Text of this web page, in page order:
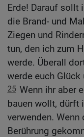
Erde! Darauf sollt
die Brand- und
Ziegen und
tun, den ich zum
werde. Überall
werde euch Glück
25 Wenn ihr aber
bauen wollt, dürft
verwenden.
Berührung